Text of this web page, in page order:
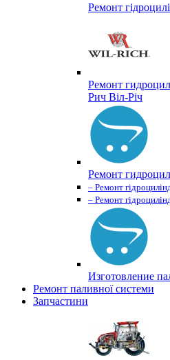
Ремонт
Ремонт
Рич Віл-Річ
Ремонт
– Ремонт
– Ремонт
Изготовление
Ремонт паливної системи
Запчастини